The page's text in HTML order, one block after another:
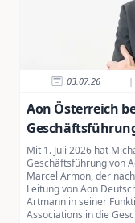
03.07.26 |
Aon Österreich
Mit 1. Juli 2026 hat
Geschäftsführung von
Marcel Armon, der
Leitung von Aon
Artmann in seiner
Associations in die